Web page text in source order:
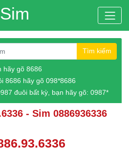
Tìm kiếm
hãy gõ 8686
8686 hãy gõ 098*8686
đuôi bất kỳ, bạn hãy gõ: 0987*
- Sim 0886936336